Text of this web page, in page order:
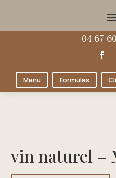
04 67
Menu Formules
vin naturel –